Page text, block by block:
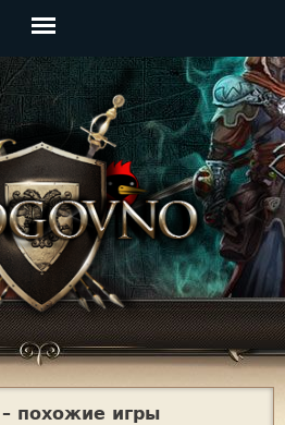
to navigation
похожие игры